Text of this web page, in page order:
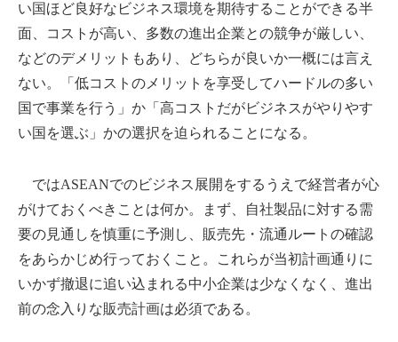
い国ほど良好なビジネス環境を期待することができる半
面、コストが高い、多数の進出企業との競争が厳しい、
などのデメリットもあり、どちらが良いか一概には言え
ない。「低コストのメリットを享受してハードルの多い
国で事業を行う」か「高コストだがビジネスがやりやす
い国を選ぶ」かの選択を迫られることになる。
ではASEANでのビジネス展開をするうえで経営者が心
がけておくべきことは何か。まず、自社製品に対する需
要の見通しを慎重に予測し、販売先・流通ルートの確認
をあらかじめ行っておくこと。これらが当初計画通りに
いかず撤退に追い込まれる中小企業は少なくなく、進出
前の念入りな販売計画は必須である。